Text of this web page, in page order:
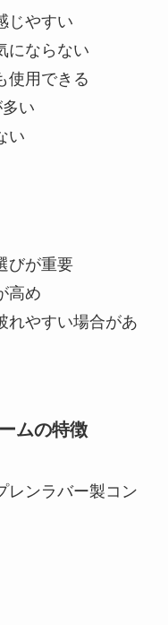
じやすい
にならない
使用できる
い
い
びが重要
高め
れやすい場合があ
ムの特徴
レンラバー製コン